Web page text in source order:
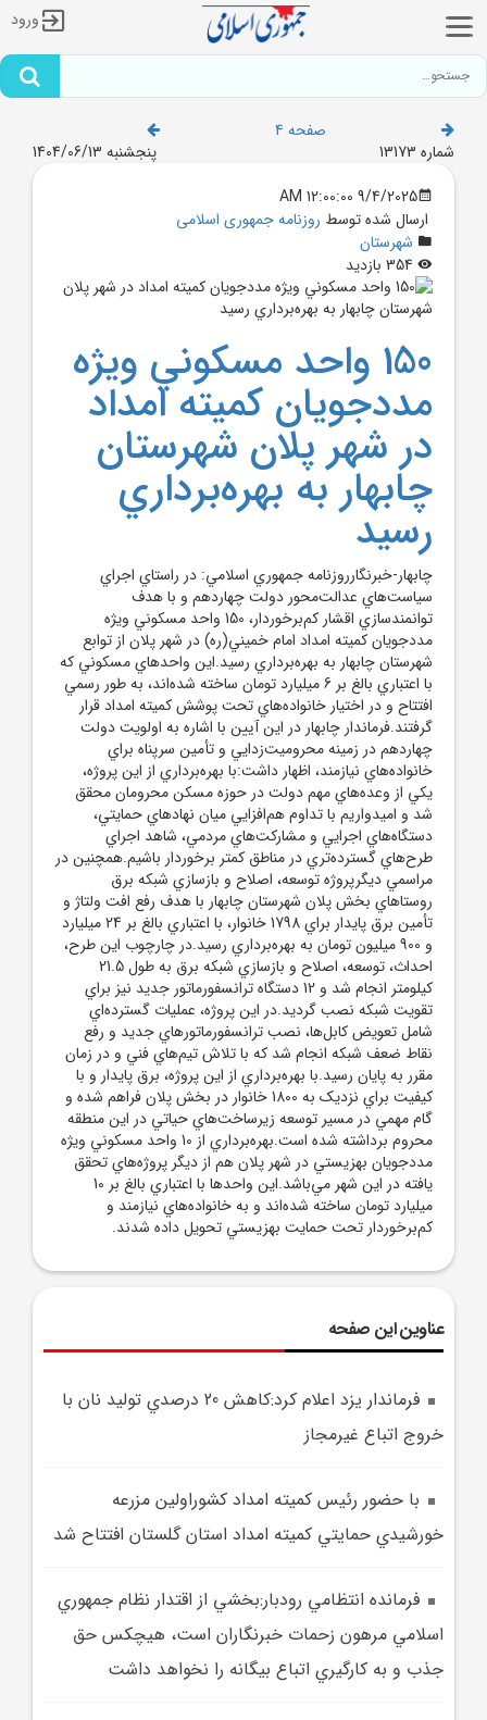
ورود
صفحه 4
شماره 13173
پنجشنبه 1404/06/13
9/4/2025 12:00:00 AM
ارسال شده توسط روزنامه جمهوری اسلامی
شهرستان
150 واحد مسکوني ويژه
مددجويان کميته امداد
در شهر پلان شهرستان
چابهار به بهره‌برداري
رسيد
چابهار-خبرنگارروزنامه جمهوري اسلامي: در راستاي اجراي
سياست‌هاي عدالت‌محور دولت چهاردهم و با هدف
توانمندسازي اقشار کم‌برخوردار، 150 واحد مسکوني ويژه
مددجويان کميته امداد امام خميني(ره) در شهر پلان از توابع
شهرستان چابهار به بهره‌برداري رسيد.اين واحدهاي مسکوني که
با اعتباري بالغ بر 6 ميليارد تومان ساخته شده‌اند، به طور رسمي
افتتاح و در اختيار خانواده‌هاي تحت پوشش کميته امداد قرار
گرفتند.فرماندار چابهار در اين آيين با اشاره به اولويت دولت
چهاردهم در زمينه محروميت‌زدايي و تأمين سرپناه براي
خانواده‌هاي نيازمند، اظهار داشت:با بهره‌برداري از اين پروژه،
يکي از وعده‌هاي مهم دولت در حوزه مسکن محرومان محقق
شد و اميدواريم با تداوم هم‌افزايي ميان نهادهاي حمايتي،
دستگاه‌هاي اجرايي و مشارکت‌هاي مردمي، شاهد اجراي
طرح‌هاي گسترده‌تري در مناطق کمتر برخوردار باشيم.همچنين در
مراسمي ديگرپروژه توسعه، اصلاح و بازسازي شبکه برق
روستاهاي بخش پلان شهرستان چابهار با هدف رفع افت ولتاژ و
تأمين برق پايدار براي 1798 خانوار، با اعتباري بالغ بر 24 ميليارد
و 900 ميليون تومان به بهره‌برداري رسيد.در چارچوب اين طرح،
احداث، توسعه، اصلاح و بازسازي شبکه برق به طول 21.5
کيلومتر انجام شد و 12 دستگاه ترانسفورماتور جديد نيز براي
تقويت شبکه نصب گرديد.در اين پروژه، عمليات گسترده‌اي
شامل تعويض کابل‌ها، نصب ترانسفورماتورهاي جديد و رفع
نقاط ضعف شبکه انجام شد که با تلاش تيم‌هاي فني و در زمان
مقرر به پايان رسيد.با بهره‌برداري از اين پروژه، برق پايدار و با
کيفيت براي نزديک به 1800 خانوار در بخش پلان فراهم شده و
گام مهمي در مسير توسعه زيرساخت‌هاي حياتي در اين منطقه
محروم برداشته شده است.بهره‌برداري از 10 واحد مسکوني ويژه
مددجويان بهزيستي در شهر پلان هم از ديگر پروژه‌هاي تحقق
يافته در اين شهر مي‌باشد.اين واحدها با اعتباري بالغ بر 10
ميليارد تومان ساخته شده‌اند و به خانواده‌هاي نيازمند و
کم‌برخوردار تحت حمايت بهزيستي تحويل داده شدند.
عناوین این صفحه
فرماندار يزد اعلام کرد:کاهش 20 درصدي توليد نان با
خروج اتباع غيرمجاز
با حضور رئيس کميته امداد کشوراولين مزرعه
خورشيدي حمايتي کميته امداد استان گلستان افتتاح شد
فرمانده انتظامي رودبار:بخشي از اقتدار نظام جمهوري
اسلامي مرهون زحمات خبرنگاران است، هيچکس حق
جذب و به کارگيري اتباع بيگانه را نخواهد داشت